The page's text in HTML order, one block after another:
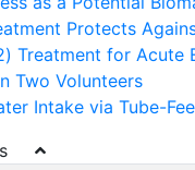
Protects
Treatment for Acute
Two Volunteers
Intake via Tube-